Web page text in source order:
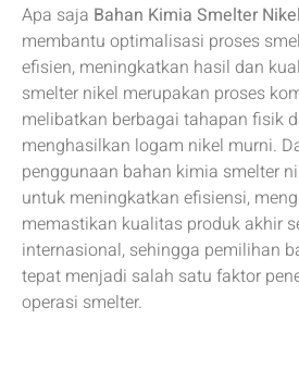
Apa saja Bahan Kimia Smelter Nikel
membantu optimalisasi proses
efisien, meningkatkan hasil dan
smelter nikel merupakan proses
melibatkan berbagai tahapan fisik
menghasilkan logam nikel murni.
penggunaan bahan kimia smelter
untuk meningkatkan efisiensi,
memastikan kualitas produk akhir
internasional, sehingga pemilihan
tepat menjadi salah satu faktor
operasi smelter.